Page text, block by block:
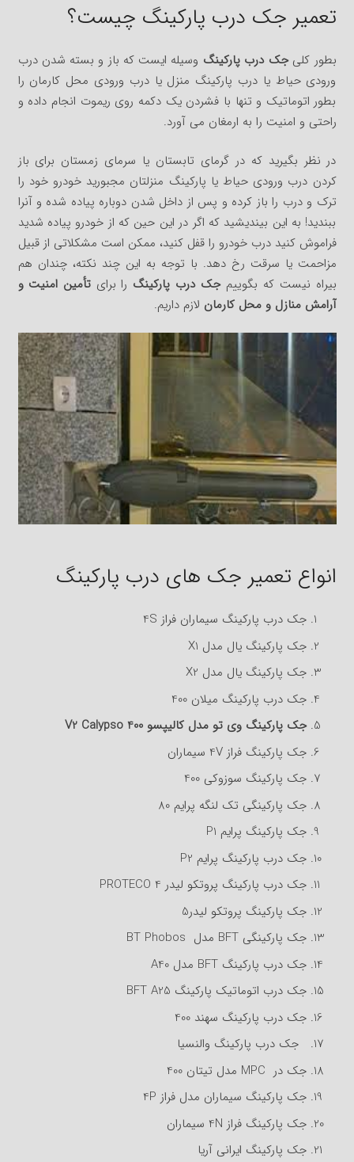
تعمیر جک درب پارکینگ چیست؟
بطور کلیجک درب پارکینگ وسیله ایست که باز و بسته شدن درب
ورودی حیاط یا درب پارکینگ منزل یا درب ورودی محل کارمان را
بطور اتوماتیک و تنها با فشردن یک دکمه روی ریموت انجام داده و
راحتی و امنیت را به ارمغان می آورد.
در نظر بگیرید که در گرمای تابستان یا سرمای زمستان برای باز
کردن درب ورودی حیاط یا پارکینگ منزلتان مجبورید خودرو خود را
ترک و درب را باز کرده و پس از داخل شدن دوباره پیاده شده و آنرا
ببندید! به این بیندیشید که اگر در این حین که از خودرو پیاده شدید
فراموش کنید درب خودرو را قفل کنید، ممکن است مشکلاتی از قبیل
مزاحمت یا سرقت رخ دهد. با توجه به این چند نکته، چندان هم
بیراه نیست که بگوییمجک درب پارکینگ را برای تأمین امنیت و
آرامش منازل و محل کارمان لازم داریم.
انواع تعمیر جک های درب پارکینگ
جک درب پارکینگ سیماران فراز 4S
جک پارکینگ یال مدل X1
جک پارکینگ یال مدل X2
جک درب پارکینگ میلان 400
جک پارکینگ وی تو مدل کالیپسو 400 V2 Calypso
جک پارکینگ فراز 4V سیماران
جک پارکینگ سوزوکی 400
جک پارکینگی تک لنگه پرایم 80
جک پارکینگ پرایم P1
جک درب پارکینگ پرایم P2
جک درب پارکینگ پروتکو لیدر 4 PROTECO
جک پارکینگ پروتکو لیدر5
جک پارکینگی BFT مدل BT Phobos
جک درب پارکینگ BFT مدل A40
جک درب اتوماتیک پارکینگ BFT A25
جک درب پارکینگ سهند 400
جک درب پارکینگ والنسیا
جک در MPC مدل تیتان 400
جک پارکینگ سیماران مدل فراز 4P
جک پارکینگ فراز 4N سیماران
جک پارکینگ ایرانی آریا